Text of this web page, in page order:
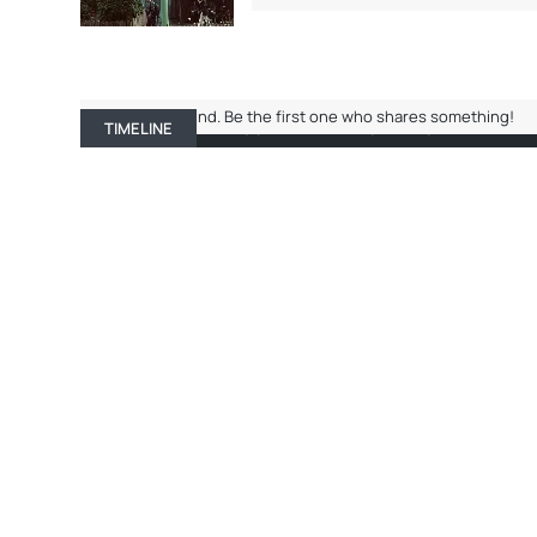
TIMELINE ABOUT ME RECENT ACTIVITY
No entries found. Be the first one who shares something!